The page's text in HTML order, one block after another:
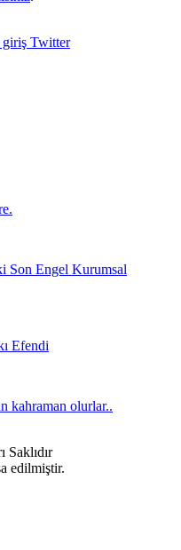
Twitter
Son Engel Kurumsal
Efendi
kahraman olurlar..
Saklıdır
edilmiştir.